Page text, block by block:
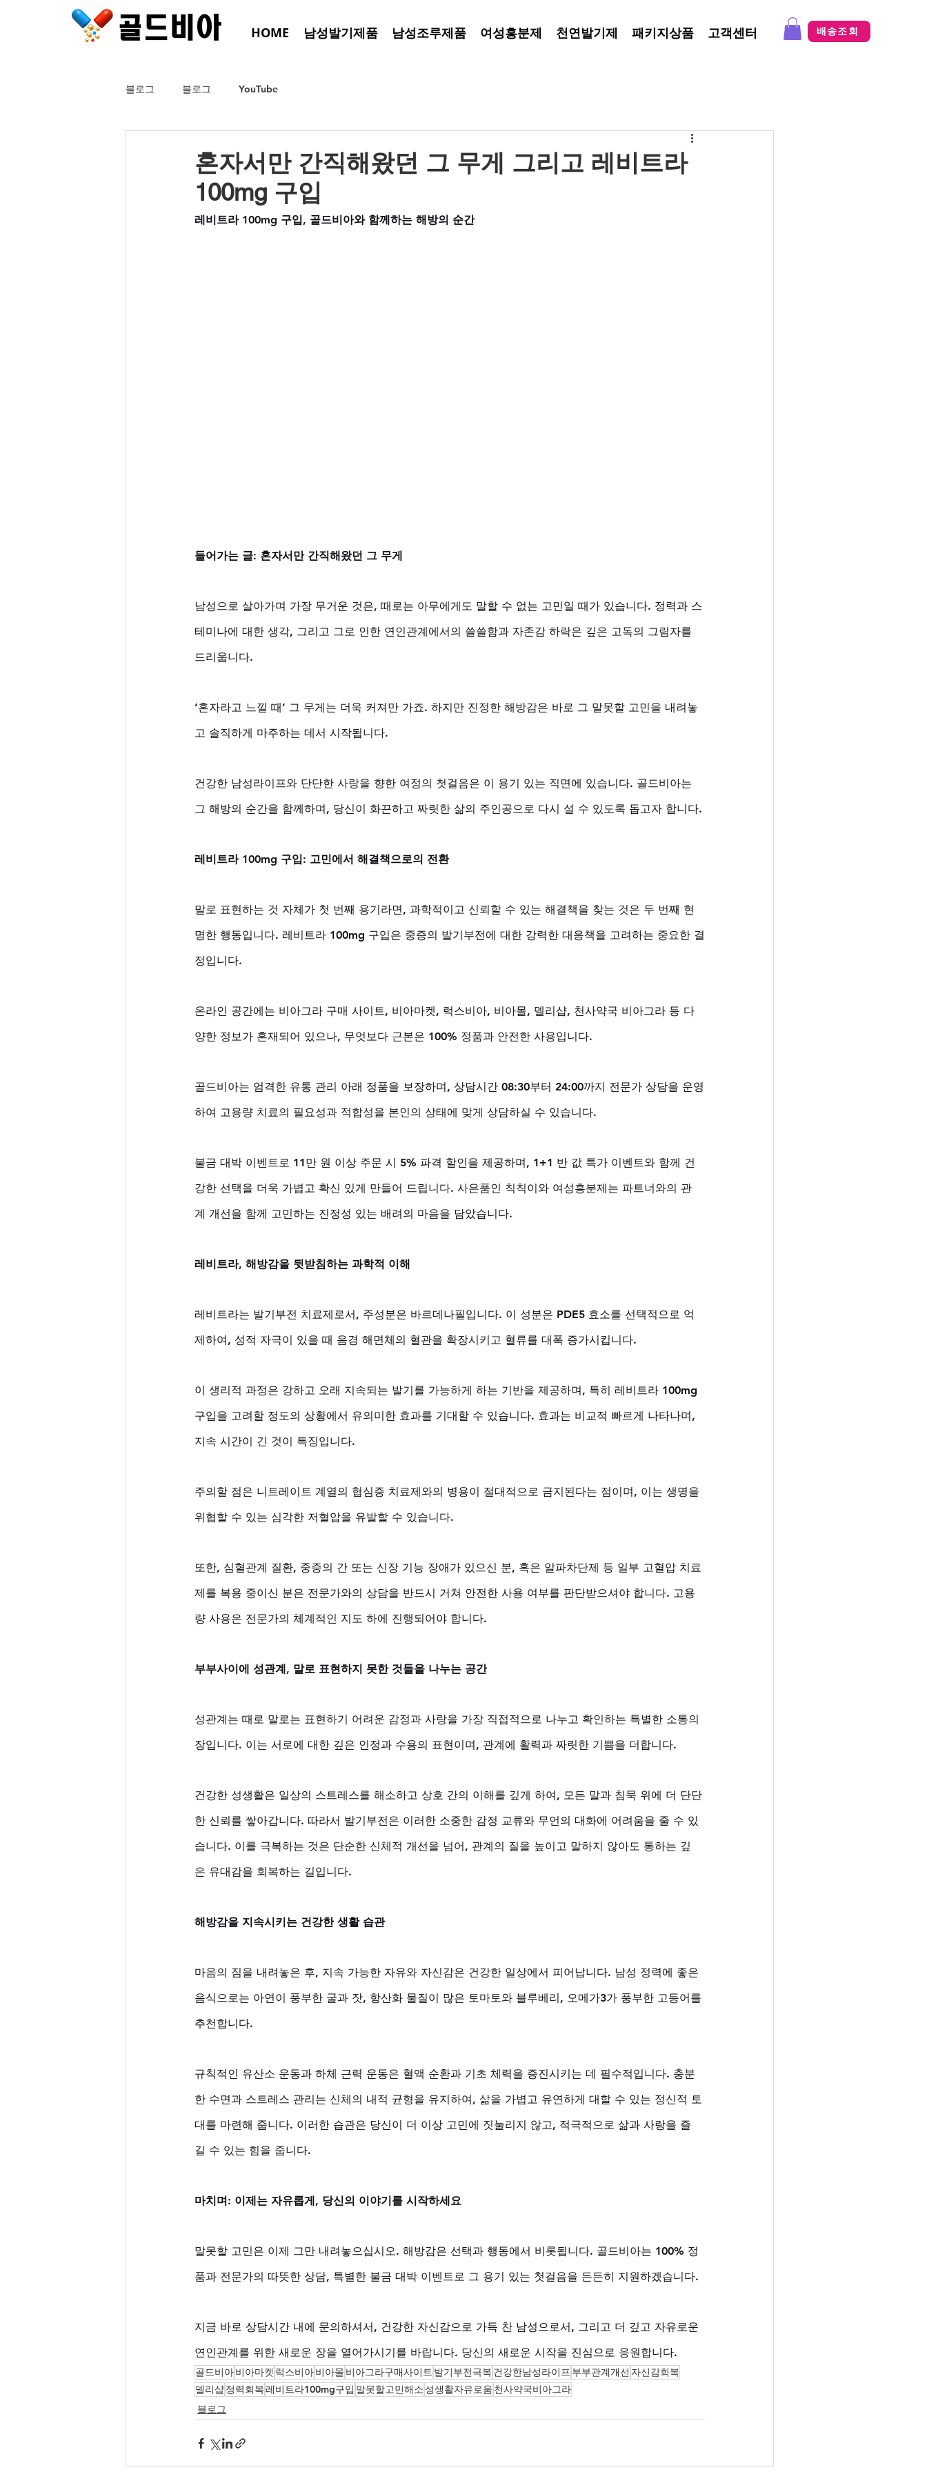
HOME 남성발기제품 남성조루제품 여성흥분제 천연발기제 패키지상품 고객센터 배송조회
블로그 블로그 YouTube
혼자서만 간직해왔던 그 무게 그리고 레비트라
100mg 구입
레비트라 100mg 구입, 골드비아와 함께하는 해방의 순간
들어가는 글: 혼자서만 간직해왔던 그 무게
남성으로 살아가며 가장 무거운 것은, 때로는 아무에게도 말할 수 없는 고민일 때가 있습니다. 정력과 스
테미나에 대한 생각, 그리고 그로 인한 연인관계에서의 쓸쓸함과 자존감 하락은 깊은 고독의 그림자를
드리웁니다.
‘혼자라고 느낄 때’ 그 무게는 더욱 커져만 가죠. 하지만 진정한 해방감은 바로 그 말못할 고민을 내려놓
고 솔직하게 마주하는 데서 시작됩니다.
건강한 남성라이프와 단단한 사랑을 향한 여정의 첫걸음은 이 용기 있는 직면에 있습니다. 골드비아는
그 해방의 순간을 함께하며, 당신이 화끈하고 짜릿한 삶의 주인공으로 다시 설 수 있도록 돕고자 합니다.
레비트라 100mg 구입: 고민에서 해결책으로의 전환
말로 표현하는 것 자체가 첫 번째 용기라면, 과학적이고 신뢰할 수 있는 해결책을 찾는 것은 두 번째 현
명한 행동입니다. 레비트라 100mg 구입은 중증의 발기부전에 대한 강력한 대응책을 고려하는 중요한 결
정입니다.
온라인 공간에는 비아그라 구매 사이트, 비아마켓, 럭스비아, 비아몰, 델리샵, 천사약국 비아그라 등 다
양한 정보가 혼재되어 있으나, 무엇보다 근본은 100% 정품과 안전한 사용입니다.
골드비아는 엄격한 유통 관리 아래 정품을 보장하며, 상담시간 08:30부터 24:00까지 전문가 상담을 운영
하여 고용량 치료의 필요성과 적합성을 본인의 상태에 맞게 상담하실 수 있습니다.
불금 대박 이벤트로 11만 원 이상 주문 시 5% 파격 할인을 제공하며, 1+1 반 값 특가 이벤트와 함께 건
강한 선택을 더욱 가볍고 확신 있게 만들어 드립니다. 사은품인 칙칙이와 여성흥분제는 파트너와의 관
계 개선을 함께 고민하는 진정성 있는 배려의 마음을 담았습니다.
레비트라, 해방감을 뒷받침하는 과학적 이해
레비트라는 발기부전 치료제로서, 주성분은 바르데나필입니다. 이 성분은 PDE5 효소를 선택적으로 억
제하여, 성적 자극이 있을 때 음경 해면체의 혈관을 확장시키고 혈류를 대폭 증가시킵니다.
이 생리적 과정은 강하고 오래 지속되는 발기를 가능하게 하는 기반을 제공하며, 특히 레비트라 100mg
구입을 고려할 정도의 상황에서 유의미한 효과를 기대할 수 있습니다. 효과는 비교적 빠르게 나타나며,
지속 시간이 긴 것이 특징입니다.
주의할 점은 니트레이트 계열의 협심증 치료제와의 병용이 절대적으로 금지된다는 점이며, 이는 생명을
위협할 수 있는 심각한 저혈압을 유발할 수 있습니다.
또한, 심혈관계 질환, 중증의 간 또는 신장 기능 장애가 있으신 분, 혹은 알파차단제 등 일부 고혈압 치료
제를 복용 중이신 분은 전문가와의 상담을 반드시 거쳐 안전한 사용 여부를 판단받으셔야 합니다. 고용
량 사용은 전문가의 체계적인 지도 하에 진행되어야 합니다.
부부사이에 성관계, 말로 표현하지 못한 것들을 나누는 공간
성관계는 때로 말로는 표현하기 어려운 감정과 사랑을 가장 직접적으로 나누고 확인하는 특별한 소통의
장입니다. 이는 서로에 대한 깊은 인정과 수용의 표현이며, 관계에 활력과 짜릿한 기쁨을 더합니다.
건강한 성생활은 일상의 스트레스를 해소하고 상호 간의 이해를 깊게 하여, 모든 말과 침묵 위에 더 단단
한 신뢰를 쌓아갑니다. 따라서 발기부전은 이러한 소중한 감정 교류와 무언의 대화에 어려움을 줄 수 있
습니다. 이를 극복하는 것은 단순한 신체적 개선을 넘어, 관계의 질을 높이고 말하지 않아도 통하는 깊
은 유대감을 회복하는 길입니다.
해방감을 지속시키는 건강한 생활 습관
마음의 짐을 내려놓은 후, 지속 가능한 자유와 자신감은 건강한 일상에서 피어납니다. 남성 정력에 좋은
음식으로는 아연이 풍부한 굴과 잣, 항산화 물질이 많은 토마토와 블루베리, 오메가3가 풍부한 고등어를
추천합니다.
규칙적인 유산소 운동과 하체 근력 운동은 혈액 순환과 기초 체력을 증진시키는 데 필수적입니다. 충분
한 수면과 스트레스 관리는 신체의 내적 균형을 유지하여, 삶을 가볍고 유연하게 대할 수 있는 정신적 토
대를 마련해 줍니다. 이러한 습관은 당신이 더 이상 고민에 짓눌리지 않고, 적극적으로 삶과 사랑을 즐
길 수 있는 힘을 줍니다.
마치며: 이제는 자유롭게, 당신의 이야기를 시작하세요
말못할 고민은 이제 그만 내려놓으십시오. 해방감은 선택과 행동에서 비롯됩니다. 골드비아는 100% 정
품과 전문가의 따뜻한 상담, 특별한 불금 대박 이벤트로 그 용기 있는 첫걸음을 든든히 지원하겠습니다.
지금 바로 상담시간 내에 문의하셔서, 건강한 자신감으로 가득 찬 남성으로서, 그리고 더 깊고 자유로운
연인관계를 위한 새로운 장을 열어가시기를 바랍니다. 당신의 새로운 시작을 진심으로 응원합니다.
골드비아비아마켓 럭스비아비아몰 비아그라구매사이트 발기부전극복 건강한남성라이프 부부관계개선 자신감회복
델리샵정력회복레비트라100mg구입 말못할고민해소 성생활자유로움 천사약국비아그라
블로그